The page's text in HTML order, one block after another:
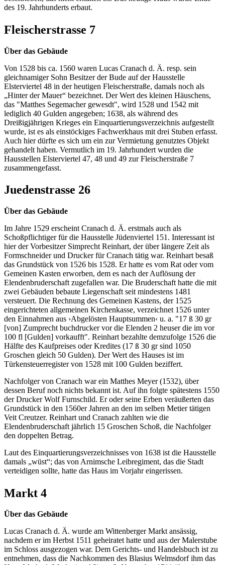
des 19. Jahrhunderts erbaut.
Fleischerstrasse 7
Über das Gebäude
Von 1528 bis ca. 1560 waren Lucas Cranach d. Ä. resp. sein
gleichnamiger Sohn Besitzer der Bude auf der Hausstelle
Elsterviertel 48 in der heutigen Fleischerstraße, damals noch als
„Hinter der Mauer“ bezeichnet. Der Wert des kleinen Häuschens,
das "Matthes Segemacher gewesdt", wird 1528 und 1542 mit
lediglich 40 Gulden angegeben; 1638, als während des
Dreißigjährigen Krieges ein Einquartierungsverzeichnis aufgestellt
wurde, ist es als einstöckiges Fachwerkhaus mit drei Stuben erfasst.
Auch hier dürfte es sich um ein zur Vermietung genutztes Objekt
gehandelt haben. Vermutlich im 19. Jahrhundert wurden die
Hausstellen Elsterviertel 47, 48 und 49 zur Fleischerstraße 7
zusammengefasst.
Juedenstrasse 26
Über das Gebäude
Im Jahre 1529 erscheint Cranach d. Ä. erstmals auch als
Schoßpflichtiger für die Hausstelle Jüdenviertel 151. Interessant ist
hier der Vorbesitzer Simprecht Reinhart, der über längere Zeit als
Formschneider und Drucker für Cranach tätig war. Reinhart besaß
das Grundstück von 1526 bis 1528. Er hatte es vom Rat oder vom
Gemeinen Kasten erworben, dem es nach der Auflösung der
Elendenbruderschaft zugefallen war. Die Bruderschaft hatte die mit
zwei Gebäuden bebaute Liegenschaft seit mindestens 1481
versteuert. Die Rechnung des Gemeinen Kastens, der 1525
eingerichteten allgemeinen Kirchenkasse, verzeichnet 1526 unter
den Einnahmen aus ›Abgelösten Hauptsummen‹ u. a. "17 ß 30 gr
[von] Zumprecht buchdrucker vor die Elenden 2 heuser die im vor
100 fl [Gulden] vorkaufft". Reinhart bezahlte demzufolge 1526 die
Hälfte des Kaufpreises oder Kredites (17 ß 30 gr sind 1050
Groschen gleich 50 Gulden). Der Wert des Hauses ist im
Türkensteuerregister von 1528 mit 100 Gulden beziffert.
Nachfolger von Cranach war ein Matthes Meyer (1532), über
dessen Beruf noch nichts bekannt ist. Auf ihn folgte spätestens 1550
der Drucker Wolf Furnschild. Er oder seine Erben veräußerten das
Grundstück in den 1560er Jahren an den im selben Metier tätigen
Veit Creutzer. Reinhart und Cranach zahlten wie die
Elendenbruderschaft jährlich 15 Groschen Schoß, die Nachfolger
den doppelten Betrag.
Laut des Einquartierungsverzeichnisses von 1638 ist die Hausstelle
damals „wüst“; das von Arnimsche Leibregiment, das die Stadt
verteidigen sollte, hatte das Haus im Vorjahr eingerissen.
Markt 4
Über das Gebäude
Lucas Cranach d. Ä. wurde am Wittenberger Markt ansässig,
nachdem er im Herbst 1511 geheiratet hatte und aus der Malerstube
im Schloss ausgezogen war. Dem Gerichts- und Handelsbuch ist zu
entnehmen, dass die Nachkommen des Blasius Welmsdorf ihm das